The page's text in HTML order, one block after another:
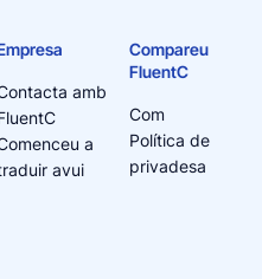
amb
a
avui
Compareu
FluentC
Com
Política de
privadesa